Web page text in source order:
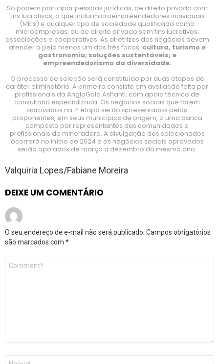
Só podem participar pessoas jurídicas, de direito privado com
fins lucrativos, o que inclui microempreendedores individuais
(MEIs) e qualquer tipo de sociedade qualificada como
microempresas; ou de direito privado sem fins lucrativos:
associações e cooperativas. As diretrizes dos negócios devem
atender a pelo menos um dos três focos: cultura, turismo e
gastronomia; soluções sustentáveis; e
empreendedorismo da diversidade.
O processo de seleção será constituído por duas etapas de
caráter eliminatório. A primeira consiste em avaliação feita por
profissionais da AngloGold Ashanti, com apoio técnico de
consultoria especializada. Os negócios sociais que forem
aprovados na 1ª etapa serão apresentados pelos
proponentes, em seus municípios de origem, a uma banca
composta por representantes das comunidades e
profissionais da mineradora. A divulgação dos selecionados
ocorrerá no início de 2024 e os negócios sociais aprovados
serão apoiados de março a dezembro do mesmo ano.
Valquiria Lopes/Fabiane Moreira
DEIXE UM COMENTÁRIO
O seu endereço de e-mail não será publicado. Campos obrigatórios
são marcados com *
Comentário
Nome